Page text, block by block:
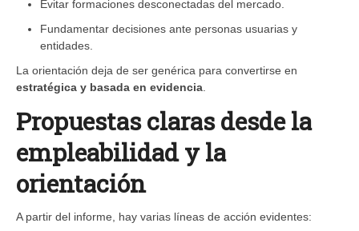
Evitar formaciones desconectadas del mercado.
Fundamentar decisiones ante personas usuarias y
entidades.
La orientación deja de ser genérica para convertirse en
estratégica y basada en evidencia
Propuestas claras desde la
empleabilidad y la
orientación
A partir del informe, hay varias líneas de acción evidentes: